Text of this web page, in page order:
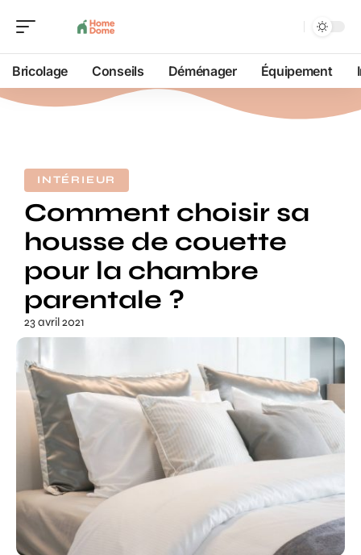
Bricolage Conseils Déménager Équipement
INTÉRIEUR
Comment choisir sa
housse de couette
pour la chambre
parentale ?
23 avril 2021